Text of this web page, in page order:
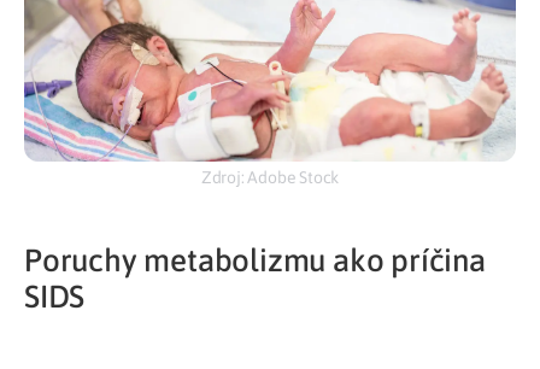
Zdroj: Adobe Stock
Poruchy metabolizmu ako príčina
SIDS